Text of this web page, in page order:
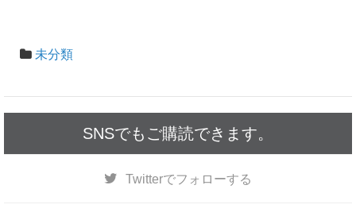
o
k
未分類
SNSでもご購読できます。
Twitterでフォローする